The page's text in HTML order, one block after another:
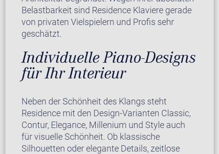
Belastbarkeit sind Residence Klaviere gerade
von privaten Vielspielern und Profis sehr
geschätzt.
Individuelle Piano-Designs
für Ihr Interieur
Neben der Schönheit des Klangs steht
Residence mit den Design-Varianten Classic,
Contur, Elegance, Millenium und Style auch
für visuelle Schönheit. Ob klassische
Silhouetten oder elegante Details, zeitlose